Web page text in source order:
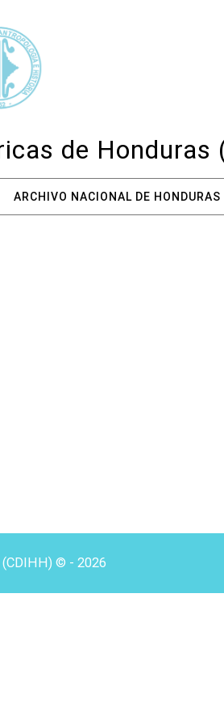
de Honduras
ARCHIVO NACIONAL DE HONDURAS
(CDIHH) © - 2026